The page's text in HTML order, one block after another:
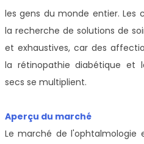
les gens du monde entier. Les
la recherche de solutions de
et exhaustives, car des
la rétinopathie diabétique et
secs se multiplient.
Aperçu du marché
Le marché de l'ophtalmologie